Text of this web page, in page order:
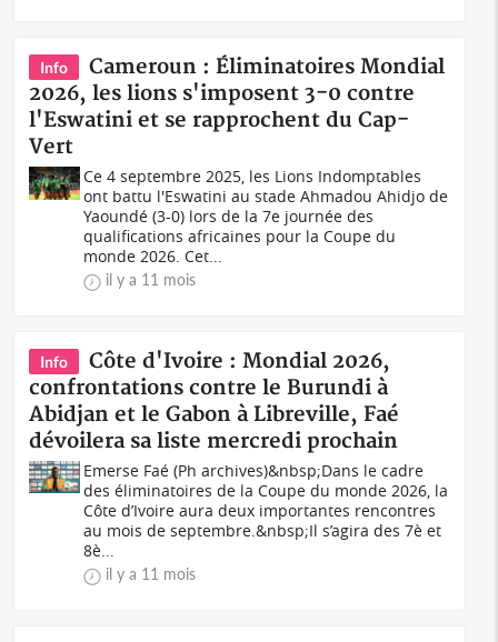
Info
Cameroun : Éliminatoires Mondial
2026, les lions s'imposent 3-0 contre
l'Eswatini et se rapprochent du Cap-
Vert
Ce 4 septembre 2025, les Lions Indomptables
ont battu l'Eswatini au stade Ahmadou Ahidjo de
Yaoundé (3-0) lors de la 7e journée des
qualifications africaines pour la Coupe du
monde 2026. Cet...
il y a 11 mois
Info
Côte d'Ivoire : Mondial 2026,
confrontations contre le Burundi à
Abidjan et le Gabon à Libreville, Faé
dévoilera sa liste mercredi prochain
Emerse Faé (Ph archives)&nbsp;Dans le cadre
des éliminatoires de la Coupe du monde 2026, la
Côte d’Ivoire aura deux importantes rencontres
au mois de septembre.&nbsp;Il s’agira des 7è et
8è...
il y a 11 mois